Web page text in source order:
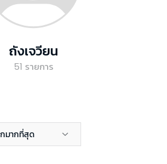
ถังเจวียน
51 รายการ
กมากที่สุด